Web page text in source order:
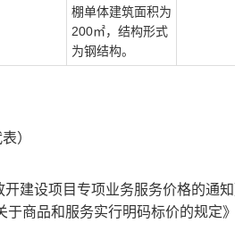
棚单体建筑面积为
200㎡，结构形式
为钢结构。
）
开建设项目专项业务服务价格的
商品和服务实行明码标价的规定